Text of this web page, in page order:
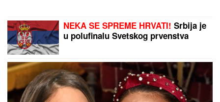
NEKA SE SPREME HRVATI! Srbija je
u polufinalu Svetskog prvenstva